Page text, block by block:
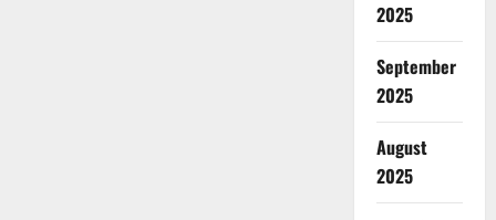
2025
September
2025
August
2025